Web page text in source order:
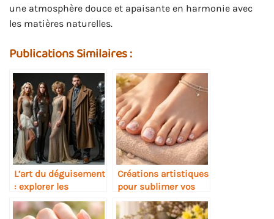
une atmosphère douce et apaisante en harmonie avec
les matières naturelles.
Publications Similaires :
L’art du déguisement
: explorer les
costumes de
personnage
Créations artistiques
pour sublimer vos
ongles de pieds